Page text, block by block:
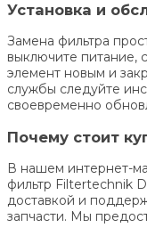
Установка и
Замена фильтра
выключите питание,
элемент новым и
службы следуйте
своевременно
Почему стоит
В нашем интернет-
фильтр Filtertechnik
доставкой и
запчасти. Мы